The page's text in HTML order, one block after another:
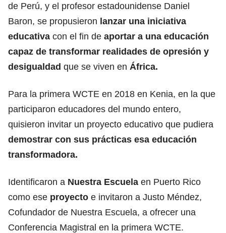
de Perú, y el profesor estadounidense Daniel
Baron, se propusieron lanzar una iniciativa
educativa con el fin de aportar a una educación
capaz de transformar realidades de opresión y
desigualdad que se viven en África.
Para la primera WCTE en 2018 en Kenia, en la que
participaron educadores del mundo entero,
quisieron invitar un proyecto educativo que pudiera
demostrar con sus prácticas esa educación
transformadora.
Identificaron a Nuestra Escuela en Puerto Rico
como ese proyecto e invitaron a Justo Méndez,
Cofundador de Nuestra Escuela, a ofrecer una
Conferencia Magistral en la primera WCTE.